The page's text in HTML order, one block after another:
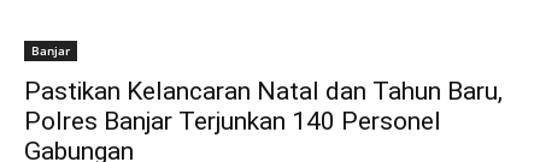
Banjar
Pastikan Kelancaran Natal dan Tahun Baru,
Polres Banjar Terjunkan 140 Personel
Gabungan